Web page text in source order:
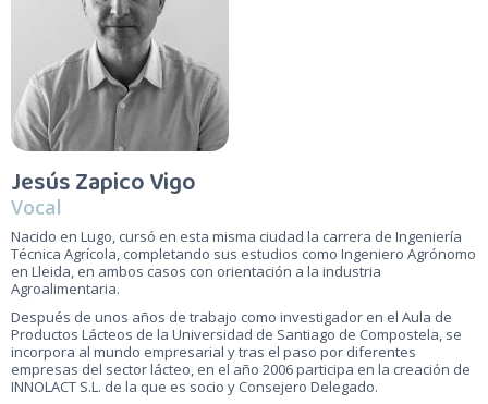
Jesús Zapico Vigo
Vocal
Nacido en Lugo, cursó en esta misma ciudad la carrera de Ingeniería
Técnica Agrícola, completando sus estudios como Ingeniero Agrónomo
en Lleida, en ambos casos con orientación a la industria
Agroalimentaria.
Después de unos años de trabajo como investigador en el Aula de
Productos Lácteos de la Universidad de Santiago de Compostela, se
incorpora al mundo empresarial y tras el paso por diferentes
empresas del sector lácteo, en el año 2006 participa en la creación de
INNOLACT S.L. de la que es socio y Consejero Delegado.